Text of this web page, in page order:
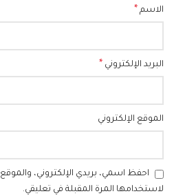
الاسم *
البريد الإلكتروني *
الموقع الإلكتروني
احفظ اسمي، بريدي الإلكتروني،
لاستخدامها المرة المقبلة في تعليقي.